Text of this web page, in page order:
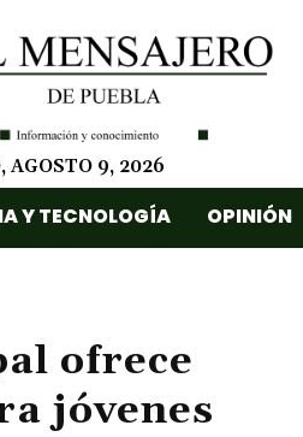
AGOSTO 9, 2026
Y TECNOLOGÍA OPINIÓN
ofrece
jóvenes